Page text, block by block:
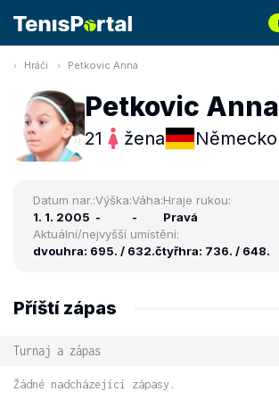
Hráči Petkovic Anna
Petkovic Anna
21 žena Německo
Datum nar.:
1. 1. 2005
Výška:
-
Váha:
-
Hraje rukou:
Pravá
Aktuální/nejvyšší umístění:
dvouhra: 695. / 632.čtyřhra: 736. / 648.
Příští zápas
Turnaj a zápas
Žádné nadcházející zápasy.